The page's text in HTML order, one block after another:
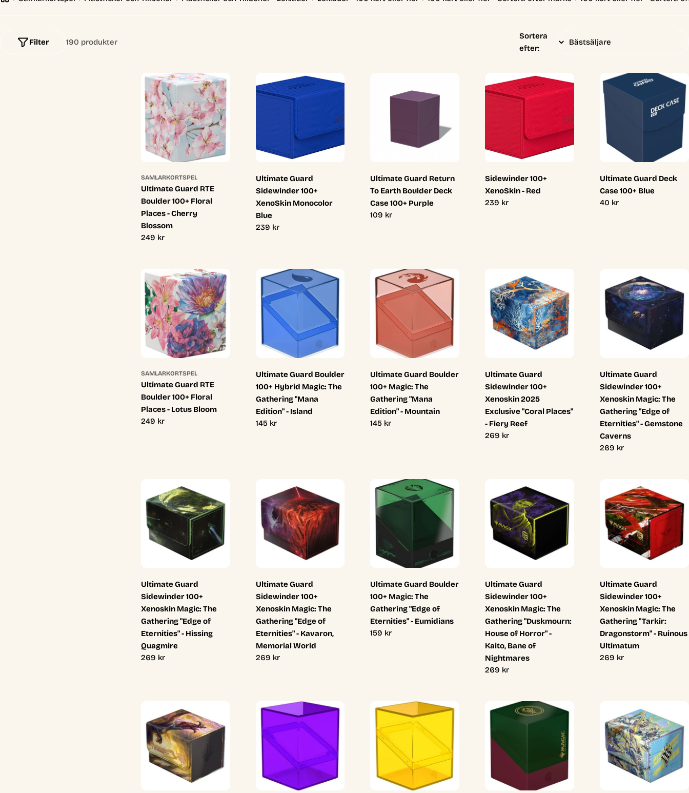
190 produkter
Filter
Sortera
efter:
SAMLARKORTSPEL
Ultimate Guard RTE
Boulder 100+ Floral
Places - Cherry
Blossom
Ordinarie
249 kr
Ultimate Guard
Sidewinder 100+
XenoSkin Monocolor
Blue
Ordinarie
239 kr
Ultimate Guard Return
To Earth Boulder Deck
Case 100+ Purple
Ordinarie
109 kr
Sidewinder 100+
XenoSkin - Red
Ordinarie
239 kr
Ultimate Guard Deck
Case 100+ Blue
Ordinarie
40 kr
SAMLARKORTSPEL
Ultimate Guard RTE
Boulder 100+ Floral
Places - Lotus Bloom
Ordinarie
249 kr
Ultimate Guard Boulder
100+ Hybrid Magic: The
Gathering "Mana
Edition" - Island
Ordinarie
145 kr
Ultimate Guard Boulder
100+ Magic: The
Gathering "Mana
Edition" - Mountain
Ordinarie
145 kr
Ultimate Guard
Sidewinder 100+
Xenoskin 2025
Exclusive "Coral Places"
- Fiery Reef
Ordinarie
269 kr
Ultimate Guard
Sidewinder 100+
Xenoskin Magic: The
Gathering "Edge of
Eternities" - Gemstone
Caverns
Ordinarie
269 kr
Ultimate Guard
Sidewinder 100+
Xenoskin Magic: The
Gathering "Edge of
Eternities" - Hissing
Quagmire
Ordinarie
269 kr
Ultimate Guard
Sidewinder 100+
Xenoskin Magic: The
Gathering "Edge of
Eternities" - Kavaron,
Memorial World
Ordinarie
269 kr
Ultimate Guard Boulder
100+ Magic: The
Gathering "Edge of
Eternities" - Eumidians
Ordinarie
159 kr
Ultimate Guard
Sidewinder 100+
Xenoskin Magic: The
Gathering "Duskmourn:
House of Horror" -
Kaito, Bane of
Nightmares
Ordinarie
269 kr
Ultimate Guard
Sidewinder 100+
Xenoskin Magic: The
Gathering "Tarkir:
Dragonstorm" - Ruinous
Ultimatum
Ordinarie
269 kr